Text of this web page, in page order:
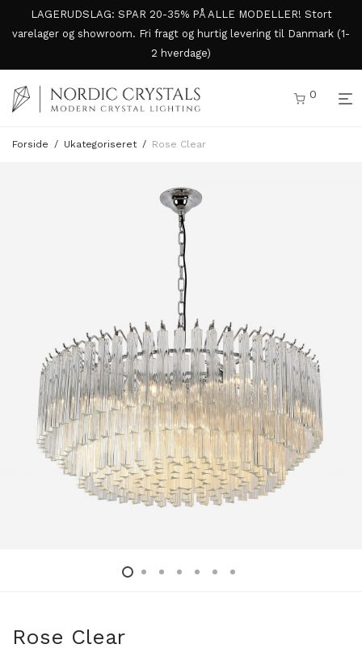
LAGERUDSLAG: SPAR 20-35% PÅ ALLE MODELLER! Stort
varelager og showroom. Fri fragt og hurtig levering til Danmark (1-
2 hverdage)
0
Forside / Ukategoriseret / Rose Clear
Rose Clear